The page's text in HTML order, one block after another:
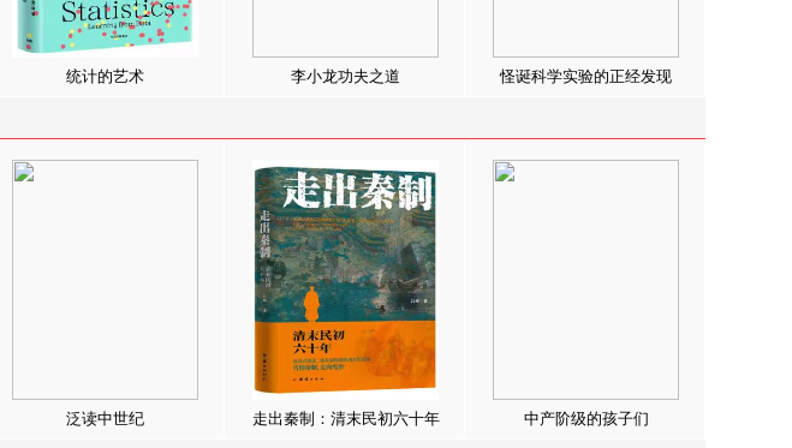
统计的艺术 李小龙功夫之道 怪诞科学实验的正经发现
泛读中世纪 走出秦制：清末民初六十年 中产阶级的孩子们